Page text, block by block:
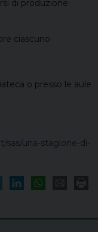
di produzione
ciascuno
o presso le aule
sas/una-stagione-di-